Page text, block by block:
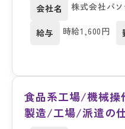
会社名 株式会社パソ
給与 時給1,600円
食品系工場/機械操
製造/工場/派遣の